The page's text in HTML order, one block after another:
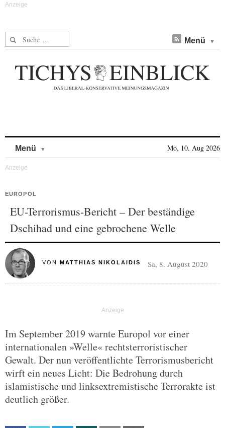
Suche nach: Menü
Menü Mo, 10. Aug 2026
EUROPOL
EU-Terrorismus-Bericht – Der beständige
Dschihad und eine gebrochene Welle
VON MATTHIAS NIKOLAIDIS Sa, 8. August 2020
Im September 2019 warnte Europol vor einer
internationalen »Welle« rechtsterroristischer
Gewalt. Der nun veröffentlichte Terrorismusbericht
wirft ein neues Licht: Die Bedrohung durch
islamistische und linksextremistische Terrorakte ist
deutlich größer.